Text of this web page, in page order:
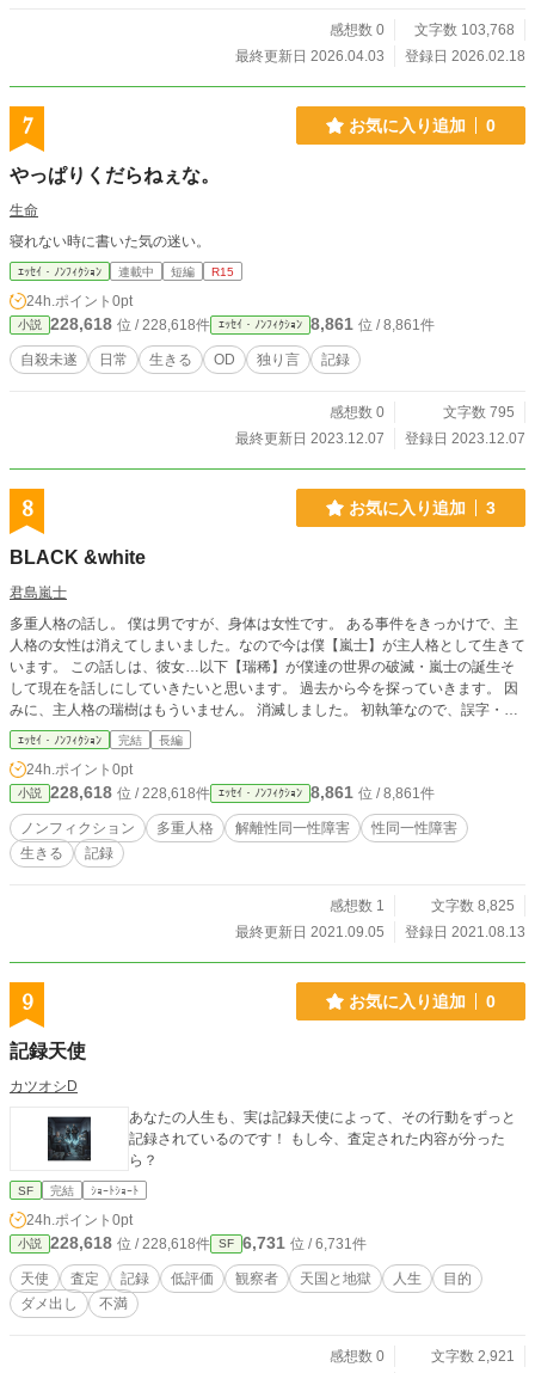
感想数 0
文字数 103,768
最終更新日 2026.04.03
登録日 2026.02.18
7 お気に入り追加 0
やっぱりくだらねぇな。
生命
寝れない時に書いた気の迷い。
ｴｯｾｲ・ﾉﾝﾌｨｸｼｮﾝ 連載中 短編 R15
24h.ポイント 0pt
小説 228,618 位 / 228,618件 ｴｯｾｲ・ﾉﾝﾌｨｸｼｮﾝ 8,861 位 / 8,861件
自殺未遂 日常 生きる OD 独り言 記録
感想数 0
文字数 795
最終更新日 2023.12.07
登録日 2023.12.07
8 お気に入り追加 3
BLACK &white
君島嵐士
多重人格の話し。 僕は男ですが、身体は女性です。 ある事件をきっかけで、主
人格の女性は消えてしまいました。なので今は僕【嵐士】が主人格として生きて
います。 この話しは、彼女…以下【瑞稀】が僕達の世界の破滅・嵐士の誕生そ
して現在を話しにしていきたいと思います。 過去から今を探っていきます。 因
みに、主人格の瑞樹はもういません。 消滅しました。 初執筆なので、誤字・脱
ｴｯｾｲ・ﾉﾝﾌｨｸｼｮﾝ 完結 長編
24h.ポイント 0pt
小説 228,618 位 / 228,618件 ｴｯｾｲ・ﾉﾝﾌｨｸｼｮﾝ 8,861 位 / 8,861件
ノンフィクション 多重人格 解離性同一性障害
性同一性障害
生きる
記録
感想数 1
文字数 8,825
最終更新日 2021.09.05
登録日 2021.08.13
9 お気に入り追加 0
記録天使
カツオシD
あなたの人生も、実は記録天使によって、その行動をずっと
記録されているのです！ もし今、査定された内容が分った
ら？
SF 完結 ｼｮｰﾄｼｮｰﾄ
24h.ポイント 0pt
小説 228,618 位 / 228,618件 SF 6,731 位 / 6,731件
天使 査定 記録 低評価 観察者 天国と地獄 人生
目的
ダメ出し
不満
感想数 0
文字数 2,921